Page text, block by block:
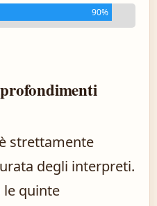
90%
strettamente
degli interpreti.
quinte